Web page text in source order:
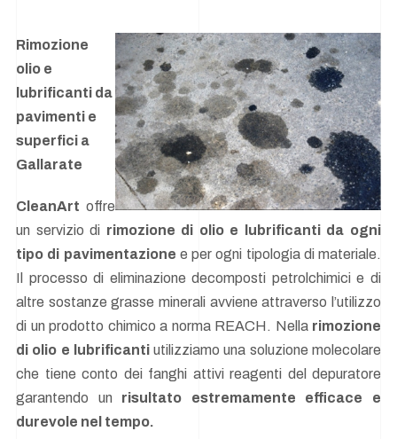
Rimozione
olio e
lubrificanti da
pavimenti e
superfici a
Gallarate
CleanArt offre
un servizio di rimozione di olio e lubrificanti da ogni
tipo di pavimentazione e per ogni tipologia di materiale.
Il processo di eliminazione decomposti petrolchimici e di
altre sostanze grasse minerali avviene attraverso l’utilizzo
di un prodotto chimico a norma REACH. Nella rimozione
di olio e lubrificantiutilizziamo una soluzione molecolare
che tiene conto dei fanghi attivi reagenti del depuratore
garantendo un risultato estremamente efficace e
durevole nel tempo.